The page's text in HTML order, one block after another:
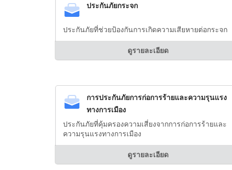
ประกันภัยกระจก
ประกันภัยที่ช่วยป้องกันการเกิดความเสียหายต่อกระจก
ดูรายละเอียด
การประกันภัยการก่อการร้ายและความรุนแรง
ทางการเมือง
ประกันภัยที่คุ้มครองความเสี่ยงจากการก่อการร้ายและ
ความรุนแรงทางการเมือง
ดูรายละเอียด